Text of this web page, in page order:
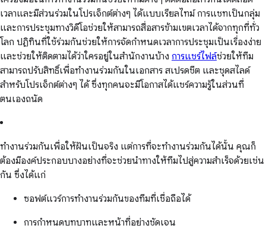
เวลาและมีส่วนร่วมในโปรเจ็กต์ต่างๆ ได้แบบเรียลไทม์ การแชทเป็นกลุ่ม
และการประชุมทางวิดีโอช่วยให้สามารถสื่อสารข้ามเขตเวลาได้จากทุกที่ทั่ว
โลก ปฏิทินที่ใช้ร่วมกันช่วยให้การจัดกำหนดเวลาการประชุมเป็นเรื่องง่าย
และช่วยให้ติดตามได้ว่าใครอยู่ในสำนักงานบ้าง การแชร์ไฟล์ช่วยให้ทีม
สามารถปรับสิทธิ์เพื่อทำงานร่วมกันในเอกสาร สเปรดชีต และชุดสไลด์
สำหรับโปรเจ็กต์ต่างๆ ได้ ซึ่งทุกคนจะมีโอกาสได้แชร์ความรู้ในส่วนที่
ตนเองถนัด
ทำงานร่วมกันเพื่อให้ฝันเป็นจริง แต่การที่จะทำงานร่วมกันได้นั้น คุณก็
ต้องมีองค์ประกอบบางอย่างที่จะช่วยนำทางให้ทีมไปสู่ความสำเร็จด้วยเช่น
กัน ซึ่งได้แก่
ซอฟต์แวร์การทำงานร่วมกันของทีมที่เชื่อถือได้
การกำหนดบทบาทและหน้าที่อย่างชัดเจน